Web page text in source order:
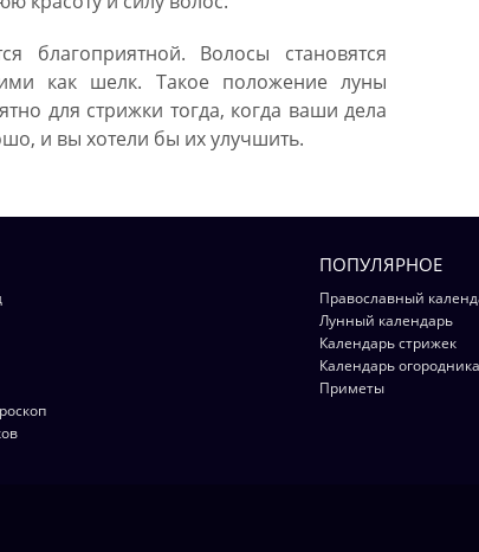
благоприятной. Волосы становятся
как шелк. Такое положение луны
для стрижки тогда, когда ваши дела
и вы хотели бы их улучшить.
ПОПУЛЯРНОЕ
Православный
Лунный календарь
Календарь стрижек
Календарь огородника
Приметы